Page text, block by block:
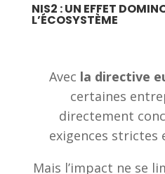
NIS2 : UN EFFET
L’ÉCOSYSTÈME
Avec la directive
certaines
directement
exigences strictes
Mais l’impact ne se